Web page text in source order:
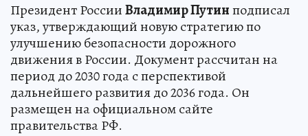
Президент РоссииВладимир Путинподписал
указ, утверждающий новую стратегию по
улучшению безопасности дорожного
движения в России. Документ рассчитан на
период до 2030 года с перспективой
дальнейшего развития до 2036 года. Он
размещен на официальном сайте
правительства РФ.